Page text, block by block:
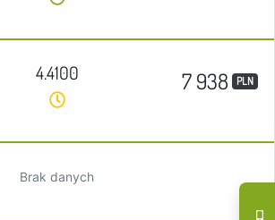
4.4100 7 938 PLN
Brak danych